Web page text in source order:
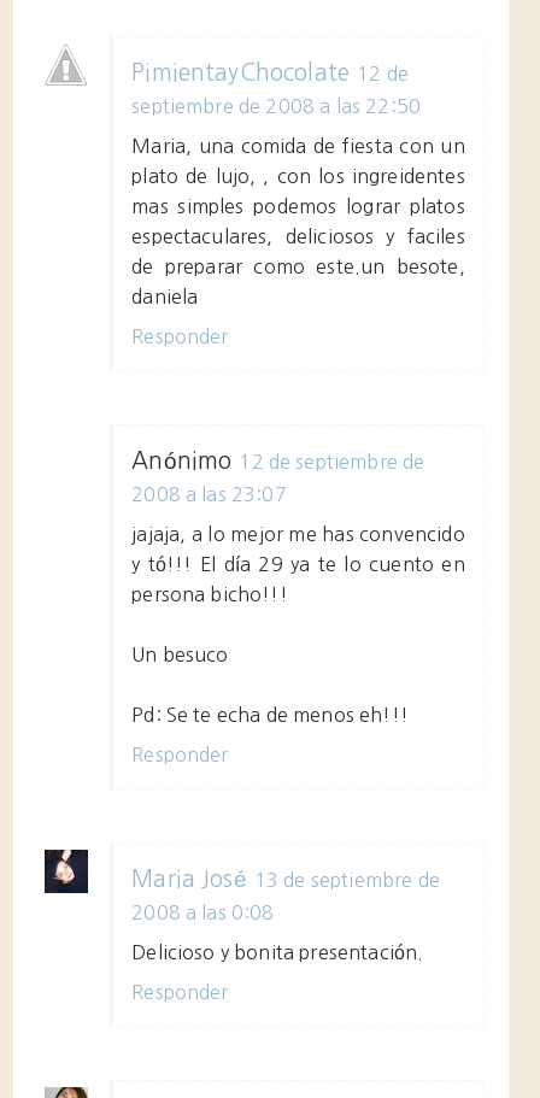
PimientayChocolate 12 de
septiembre de 2008 a las 22:50
Maria, una comida de fiesta con un
plato de lujo, , con los ingreidentes
mas simples podemos lograr platos
espectaculares, deliciosos y faciles
de preparar como este.un besote,
daniela
Responder
Anónimo 12 de septiembre de
2008 a las 23:07
jajaja, a lo mejor me has convencido
y tó!!! El día 29 ya te lo cuento en
persona bicho!!!
Un besuco
Pd: Se te echa de menos eh!!!
Responder
Maria José 13 de septiembre de
2008 a las 0:08
Delicioso y bonita presentación.
Responder